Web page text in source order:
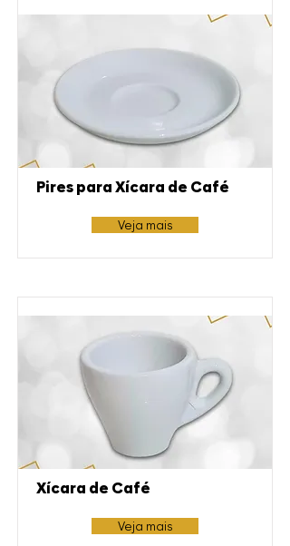
Pires para Xícara de Café
Veja mais
Xícara de Café
Veja mais